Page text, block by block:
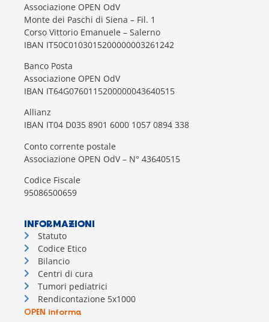
Associazione OPEN OdV
Monte dei Paschi di Siena – Fil. 1
Corso Vittorio Emanuele – Salerno
IBAN IT50C0103015200000003261242
Banco Posta
Associazione OPEN OdV
IBAN IT64G0760115200000043640515
Allianz
IBAN IT04 D035 8901 6000 1057 0894 338
Conto corrente postale
Associazione OPEN OdV – N° 43640515
Codice Fiscale
95086500659
INFORMAZIONI
Statuto
Codice Etico
Bilancio
Centri di cura
Tumori pediatrici
Rendicontazione 5x1000
OPEN informa